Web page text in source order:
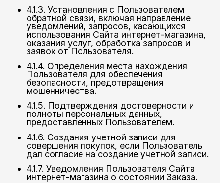
4.1.3. Установления с Пользователем
обратной связи, включая направление
уведомлений, запросов, касающихся
использования Сайта интернет-магазина,
оказания услуг, обработка запросов и
заявок от Пользователя.
4.1.4. Определения места нахождения
Пользователя для обеспечения
безопасности, предотвращения
мошенничества.
4.1.5. Подтверждения достоверности и
полноты персональных данных,
предоставленных Пользователем.
4.1.6. Создания учетной записи для
совершения покупок, если Пользователь
дал согласие на создание учетной записи.
4.1.7. Уведомления Пользователя Сайта
интернет-магазина о состоянии Заказа.